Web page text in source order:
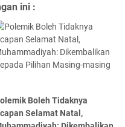
ini :
Boleh Tidaknya
Selamat Natal,